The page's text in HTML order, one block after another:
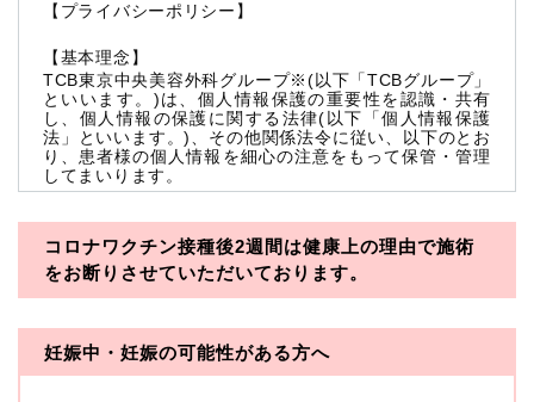
【プライバシーポリシー】
【基本理念】
TCB東京中央美容外科グループ※(以下「TCBグループ」
といいます。)は、個人情報保護の重要性を認識・共有
し、個人情報の保護に関する法律(以下「個人情報保護
法」といいます。)、その他関係法令に従い、以下のとお
り、患者様の個人情報を細心の注意をもって保管・管理
してまいります。
※TCBグループとは以下を総称していいます。
・一般社団法人メディカルアライアンス
・医療法人社団創彩会
コロナワクチン接種後2週間は健康上の理由で施術
をお断りさせていただいております。
妊娠中・妊娠の可能性がある方へ